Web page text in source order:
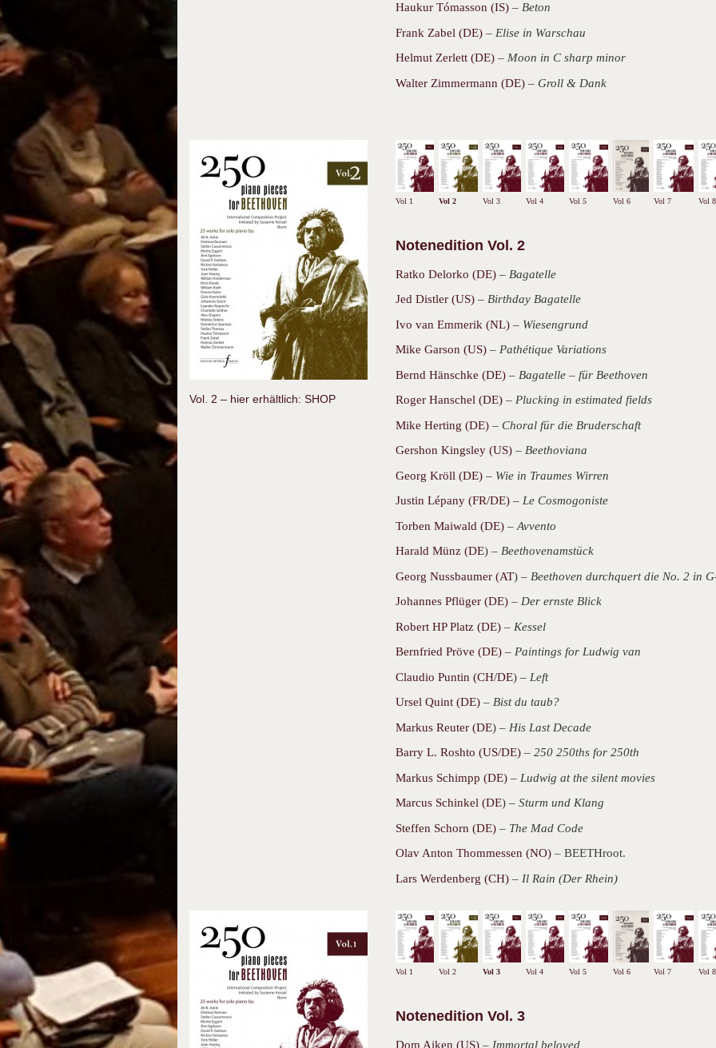
Haukur Tómasson (IS) – Beton
Frank Zabel (DE) – Elise in Warschau
Helmut Zerlett (DE) – Moon in C sharp minor
Walter Zimmermann (DE) – Groll & Dank
Vol. 2 – hier erhältlich: SHOP
Vol 1 Vol 2 Vol 3 Vol 4 Vol 5 Vol 6 Vol 7 Vol 8
Notenedition Vol. 2
Ratko Delorko (DE) – Bagatelle
Jed Distler (US) – Birthday Bagatelle
Ivo van Emmerik (NL) – Wiesengrund
Mike Garson (US) – Pathétique Variations
Bernd Hänschke (DE) – Bagatelle – für Beethoven
Roger Hanschel (DE) – Plucking in estimated fields
Mike Herting (DE) – Choral für die Bruderschaft
Gershon Kingsley (US) – Beethoviana
Georg Kröll (DE) – Wie in Traumes Wirren
Justin Lépany (FR/DE) – Le Cosmogoniste
Torben Maiwald (DE) – Avvento
Harald Münz (DE) – Beethovenamstück
Georg Nussbaumer (AT) – Beethoven durchquert die No. 2 in
Johannes Pflüger (DE) – Der ernste Blick
Robert HP Platz (DE) – Kessel
Bernfried Pröve (DE) – Paintings for Ludwig van
Claudio Puntin (CH/DE) – Left
Ursel Quint (DE) – Bist du taub?
Markus Reuter (DE) – His Last Decade
Barry L. Roshto (US/DE) – 250 250ths for 250th
Markus Schimpp (DE) – Ludwig at the silent movies
Marcus Schinkel (DE) – Sturm und Klang
Steffen Schorn (DE) – The Mad Code
Olav Anton Thommessen (NO) – BEETHroot.
Lars Werdenberg (CH) – Il Rain (Der Rhein)
Vol 1 Vol 2 Vol 3 Vol 4 Vol 5 Vol 6 Vol 7 Vol 8
Notenedition Vol. 3
Dom Aiken (US) – Immortal beloved